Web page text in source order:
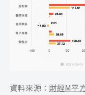
資料來源： 財經M平